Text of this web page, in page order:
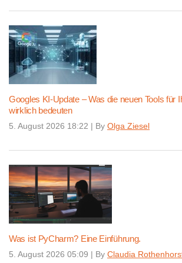
Googles KI-Update – Was die neuen Tools für
wirklich bedeuten
5. August 2026 18:22 | By Olga Ziesel
Was ist PyCharm? Eine Einführung.
5. August 2026 05:09 | By Claudia